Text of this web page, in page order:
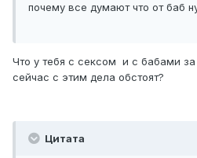
почему все думают что от баб
Что у тебя с сексом и с бабами
сейчас с этим дела обстоят?
Цитата